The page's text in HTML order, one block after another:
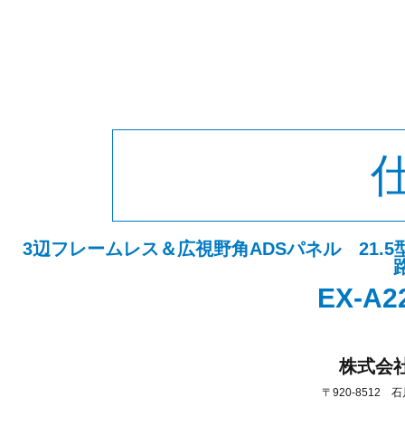
3辺フレームレス＆広視野角ADSパネル 21.5
EX-
株式会
〒920-8512 石